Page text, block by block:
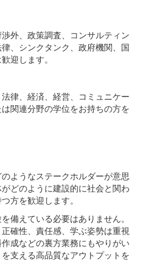
外、政策調査、コンサルティン
、シンクタンク、政府機関、国
迎します。
律、経済、経営、コミュニケー
関連分野の学位をお持ちの方を
ようなステークホルダーが意思
どのように建設的に社会と関わ
方を歓迎します。
備えている必要はありません。
確性、責任感、学ぶ姿勢は重視
成などの裏方業務にもやりがい
支える高品質なアウトプットを